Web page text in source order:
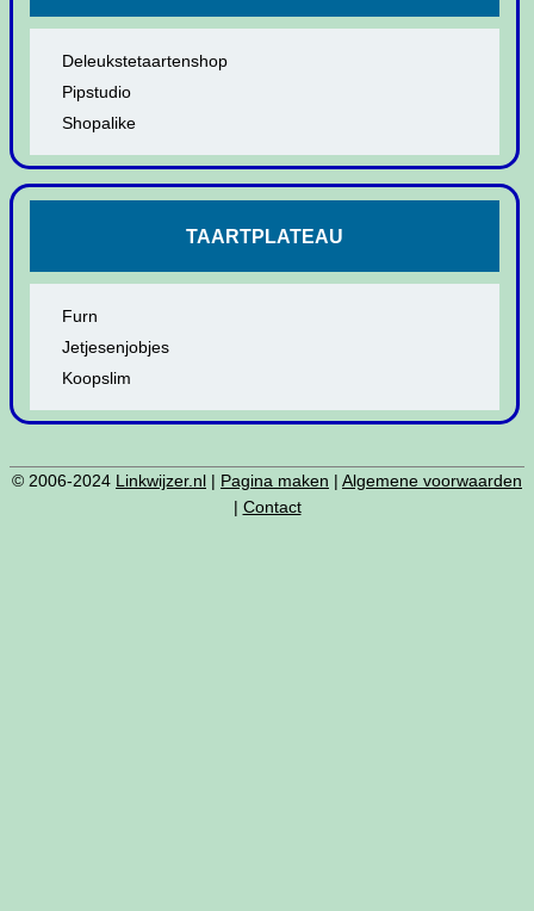
Deleukstetaartenshop
Pipstudio
Shopalike
TAARTPLATEAU
Furn
Jetjesenjobjes
Koopslim
© 2006-2024 Linkwijzer.nl | Pagina maken | Algemene voorwaarden
| Contact